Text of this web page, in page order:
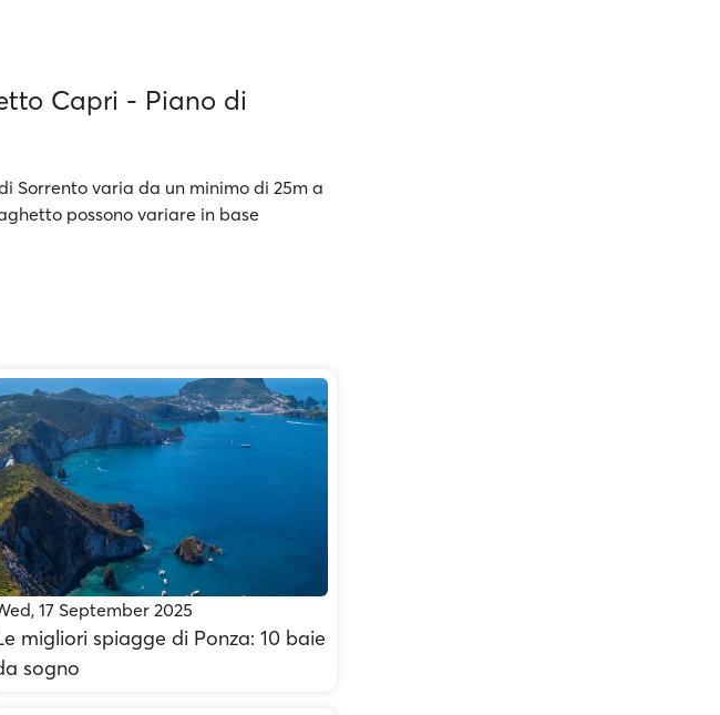
Capri - Piano di
Sorrento varia da un minimo di 25m a
possono variare in base
17 September 2025
migliori spiagge di Ponza: 10 baie
sogno